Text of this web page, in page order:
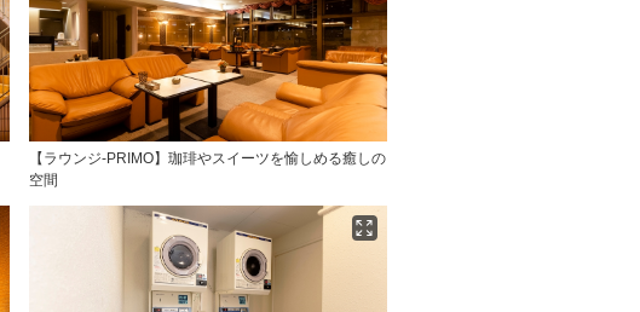
【ラウンジ-PRIMO】珈琲やスイーツを愉しめる癒しの
空間